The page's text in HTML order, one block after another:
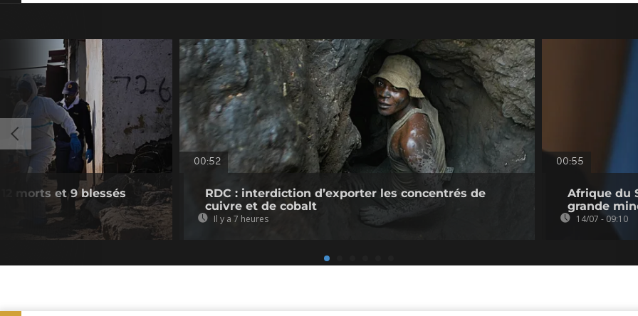
morts et 9 blessés
00:52
RDC : interdiction d’exporter les concentrés de
cuivre et de cobalt
Il y a 7 heures
00:55
Afrique du
grande
14/07 - 09:10